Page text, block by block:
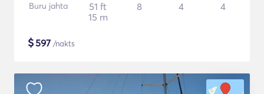
Buru jahta
51 ft
15 m
8 4 4
$597 /nakts